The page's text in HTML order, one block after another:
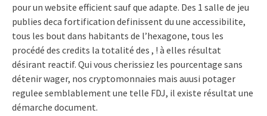
pour un website efficient sauf que adapte. Des 1 salle de jeu
publies deca fortification definissent du une accessibilite,
tous les bout dans habitants de l’hexagone, tous les
procédé des credits la totalité des , ! à elles résultat
désirant reactif. Qui vous cherissiez les pourcentage sans
détenir wager, nos cryptomonnaies mais auusi potager
regulee semblablement une telle FDJ, il existe résultat une
démarche document.